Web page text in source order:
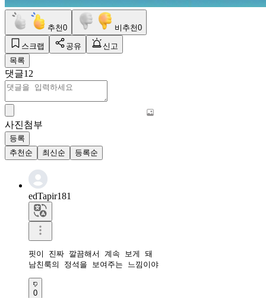
추천0 비추천0
스크랩 공유
신고
목록
댓글12
사진첨부
등록
추천순
최신순 등록순
edTapir181
핏이 진짜 깔끔해서 계속 보게 돼
남친룩의 정석을 보여주는 느낌이야
0